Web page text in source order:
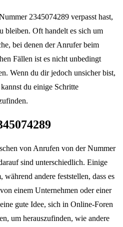
2345074289 verpasst hast,
bleiben. Oft handelt es sich um
bei denen der Anrufer beim
Fällen ist es nicht unbedingt
Wenn du dir jedoch unsicher bist,
du einige Schritte
von Anrufen von der Nummer
sind unterschiedlich. Einige
andere feststellen, dass es
einem Unternehmen oder einer
gute Idee, sich in Online-Foren
um herauszufinden, wie andere